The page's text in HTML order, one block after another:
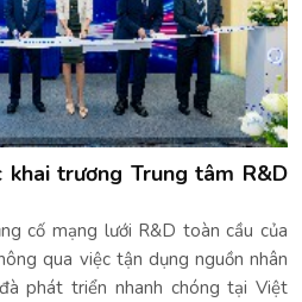
khai trương Trung tâm R&D
cố mạng lưới R&D toàn cầu của
qua việc tận dụng nguồn nhân
phát triển nhanh chóng tại Việt